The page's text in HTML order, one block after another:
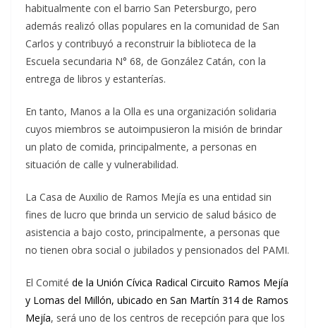
habitualmente con el barrio San Petersburgo, pero
además realizó ollas populares en la comunidad de San
Carlos y contribuyó a reconstruir la biblioteca de la
Escuela secundaria N° 68, de González Catán, con la
entrega de libros y estanterías.
En tanto, Manos a la Olla es una organización solidaria
cuyos miembros se autoimpusieron la misión de brindar
un plato de comida, principalmente, a personas en
situación de calle y vulnerabilidad.
La Casa de Auxilio de Ramos Mejía es una entidad sin
fines de lucro que brinda un servicio de salud básico de
asistencia a bajo costo, principalmente, a personas que
no tienen obra social o jubilados y pensionados del PAMI.
El Comité de la Unión Cívica Radical Circuito Ramos Mejía
y Lomas del Millón, ubicado en San Martín 314 de Ramos
Mejía, será uno de los centros de recepción para que los